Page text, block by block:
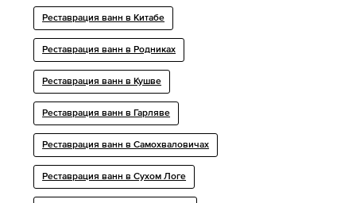
Реставрация ванн в Китабе
Реставрация ванн в Родниках
Реставрация ванн в Кушве
Реставрация ванн в Гарляве
Реставрация ванн в Самохваловичах
Реставрация ванн в Сухом Логе